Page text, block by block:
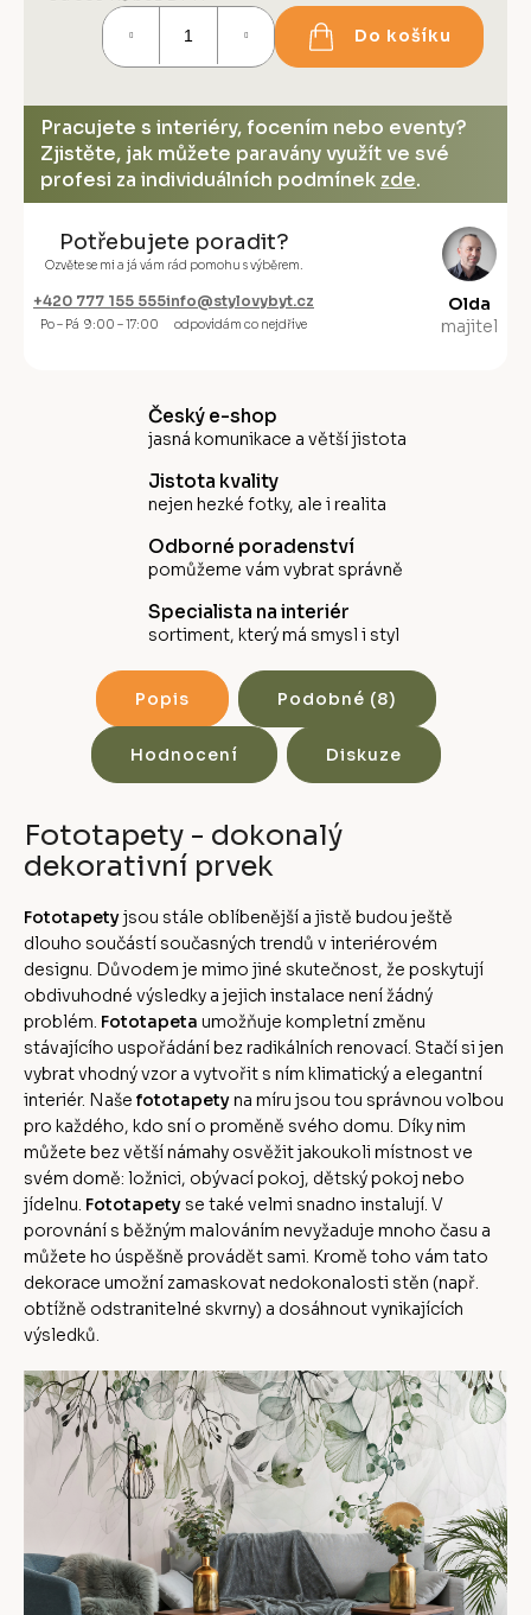
Do košíku
Pracujete s interiéry, focením nebo eventy?
Zjistěte, jak můžete paravány využít ve své
profesi za individuálních podmínek zde.
Potřebujete poradit?
Ozvěte se mi a já vám rád pomohu s výběrem.
+420 777 155 555
Po – Pá 9:00 – 17:00
info@stylovybyt.cz
odpovídám co nejdříve
Olda
majitel
Český e-shop
jasná komunikace a větší jistota
Jistota kvality
nejen hezké fotky, ale i realita
Odborné poradenství
pomůžeme vám vybrat správně
Specialista na interiér
sortiment, který má smysl i styl
Popis Podobné (8)
Hodnocení Diskuze
Fototapety - dokonalý
dekorativní prvek
Fototapetyjsou stále oblíbenější a jistě budou ještě
dlouho součástí současných trendů v interiérovém
designu. Důvodem je mimo jiné skutečnost, že poskytují
obdivuhodné výsledky a jejich instalace není žádný
problém. Fototapeta umožňuje kompletní změnu
stávajícího uspořádání bez radikálních renovací. Stačí si jen
vybrat vhodný vzor a vytvořit s ním klimatický a elegantní
interiér. Naše fototapetyna míru jsou tou správnou volbou
pro každého, kdo sní o proměně svého domu. Díky nim
můžete bez větší námahy osvěžit jakoukoli místnost ve
svém domě: ložnici, obývací pokoj, dětský pokoj nebo
jídelnu. Fototapety se také velmi snadno instalují. V
porovnání s běžným malováním nevyžaduje mnoho času a
můžete ho úspěšně provádět sami. Kromě toho vám tato
dekorace umožní zamaskovat nedokonalosti stěn (např.
obtížně odstranitelné skvrny) a dosáhnout vynikajících
výsledků.